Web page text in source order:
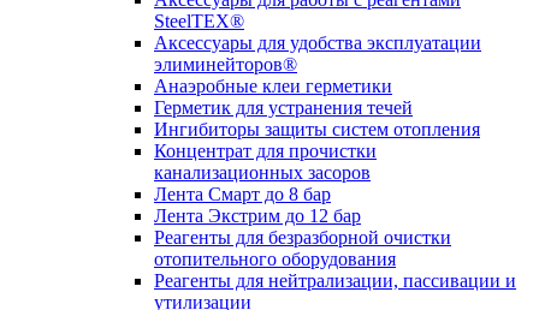
SteelTEX®
Аксессуары для удобства эксплуатации
элиминейторов®
Анаэробные клеи герметики
Герметик для устранения течей
Ингибиторы защиты систем отопления
Концентрат для прочистки
канализационных засоров
Лента Смарт до 8 бар
Лента Экстрим до 12 бар
Реагенты для безразборной очистки
отопительного оборудования
Реагенты для нейтрализации, пассивации и
утилизации